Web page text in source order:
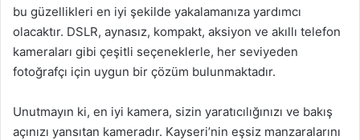
bu güzellikleri en iyi şekilde yakalamanıza yardımcı
olacaktır. DSLR, aynasız, kompakt, aksiyon ve akıllı telefon
kameraları gibi çeşitli seçeneklerle, her seviyeden
fotoğrafçı için uygun bir çözüm bulunmaktadır.
Unutmayın ki, en iyi kamera, sizin yaratıcılığınızı ve bakış
açınızı yansıtan kameradır. Kayseri’nin eşsiz manzaralarını